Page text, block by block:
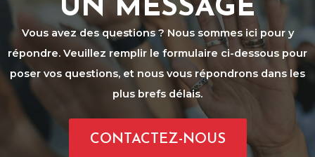
UN MESSAGE
Vous avez des questions ? Nous sommes ici pour y
répondre. Veuillez remplir le formulaire ci-dessous pour
poser vos questions, et nous vous répondrons dans les
plus brefs délais.
CONTACTEZ-NOUS